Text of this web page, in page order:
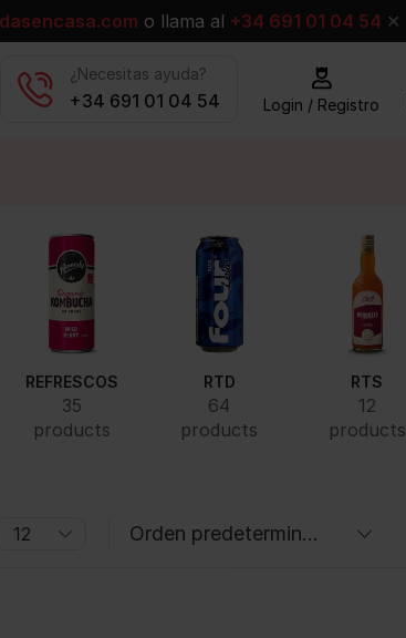
o llama al +34 691 01 04 54 ✕
¿Necesitas ayuda?
+34 691 01 04 54 Login / Registro
REFRESCOS
35
products
RTD
64
products
RTS
12
products